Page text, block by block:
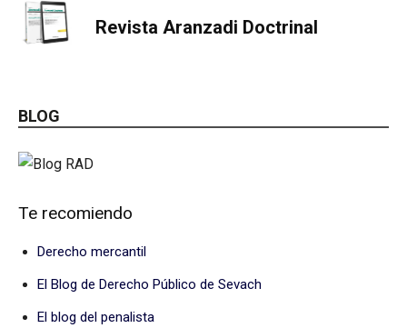
Revista Aranzadi Doctrinal
BLOG
Te recomiendo
Derecho mercantil
El Blog de Derecho Público de Sevach
El blog del penalista